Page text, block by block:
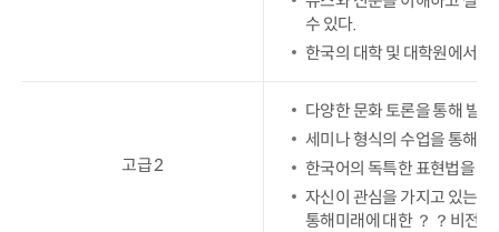
수 있다.
한국의 대학 및 대학원에서
고급 2
다양한 문화 토론을 통해 발
세미나 형식의 수업을 통해
한국어의 독특한 표현법을
자신이 관심을 가지고 있는
통해미래에 대한 ？ ？비전